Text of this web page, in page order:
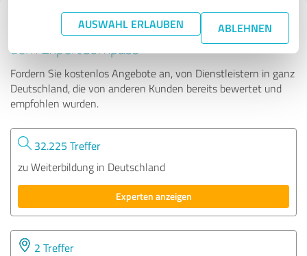
AUSWAHL ERLAUBEN ABLEHNEN
Tipp: Die passenden Experten finden - mit
dem ExpertCompass
Fordern Sie kostenlos Angebote an, von Dienstleistern in ganz
Deutschland, die von anderen Kunden bereits bewertet und
empfohlen wurden.
32.225 Treffer
zu Weiterbildung in Deutschland
Experten anzeigen
2 Treffer